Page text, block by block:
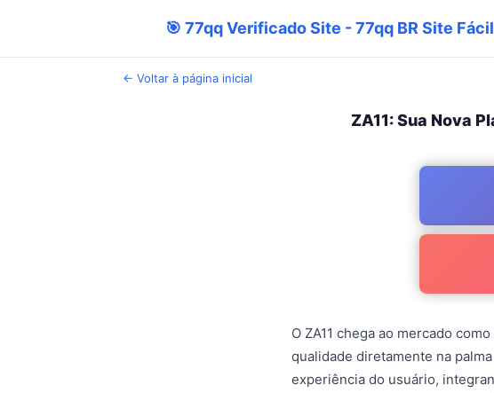
🎯 77qq Verificado Site - 77qq BR Site Fácil
← Voltar à página inicial
ZA11: Sua Nova
O ZA11 chega ao mercado
qualidade diretamente na
experiência do usuário,